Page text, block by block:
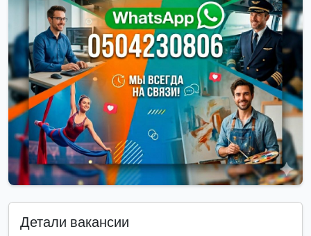
Детали вакансии